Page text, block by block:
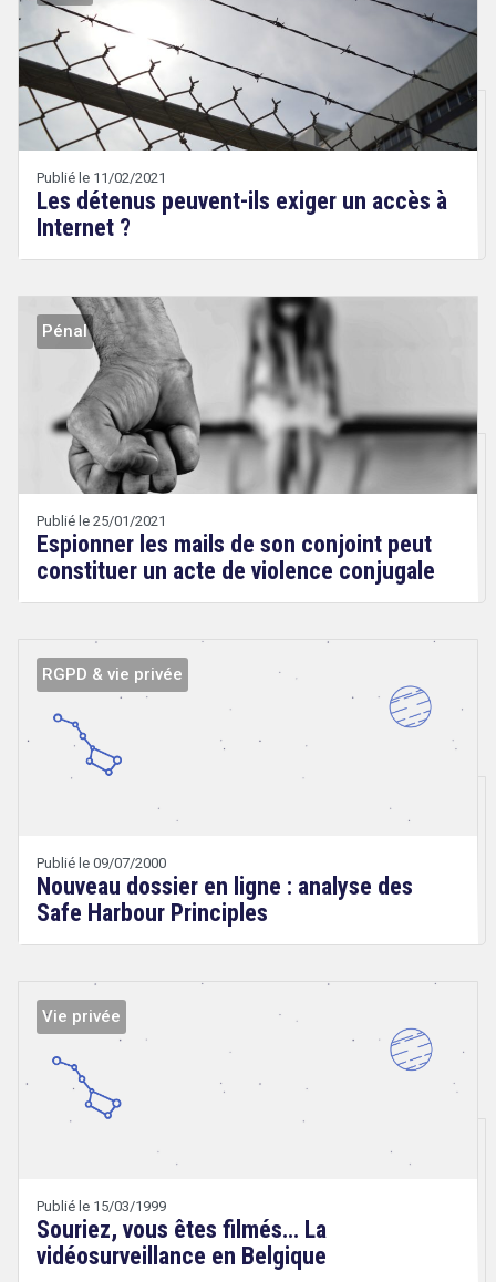
Rechercher
CONTACT
Publié le 11/02/2021
Les détenus peuvent-ils exiger un accès à
Internet ?
Droit
Technologies
Etienne
Pénal
Publié le 25/01/2021
Espionner les mails de son conjoint peut
constituer un acte de violence conjugale
RGPD & vie privée
Publié le 09/07/2000
Nouveau dossier en ligne : analyse des
Safe Harbour Principles
Droit
Technologies
Vie privée
Publié le 15/03/1999
Souriez, vous êtes filmés… La
vidéosurveillance en Belgique